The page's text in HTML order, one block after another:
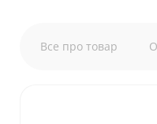
Все про товар